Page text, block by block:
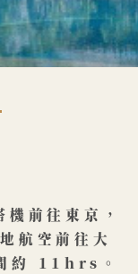
前往東京，
空前往大
約 11hrs。